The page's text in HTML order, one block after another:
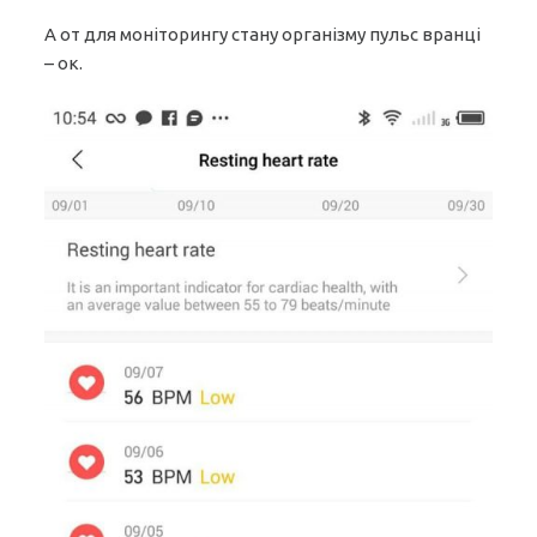
А от для моніторингу стану організму пульс вранці
– ок.